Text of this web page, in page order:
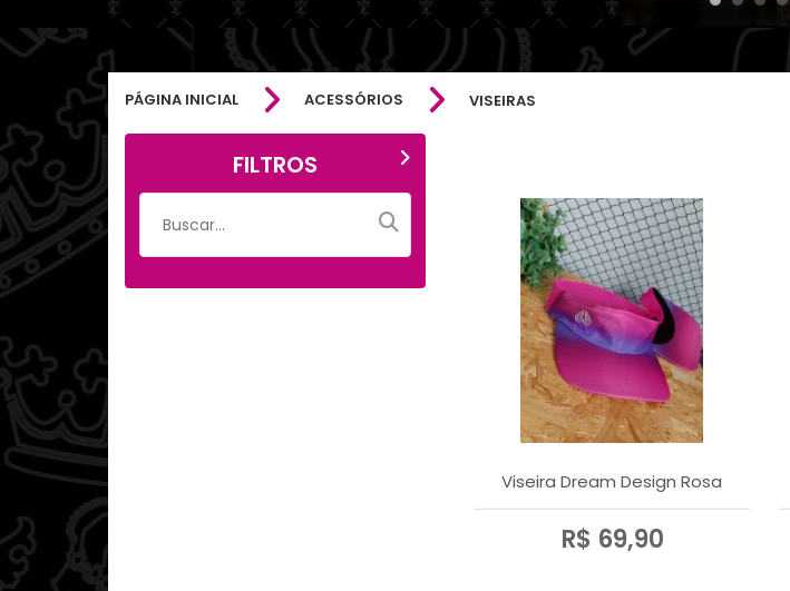
PÁGINA INICIAL ACESSÓRIOS VISEIRAS
FILTROS
Viseira Dream Design Rosa
R$ 69,90